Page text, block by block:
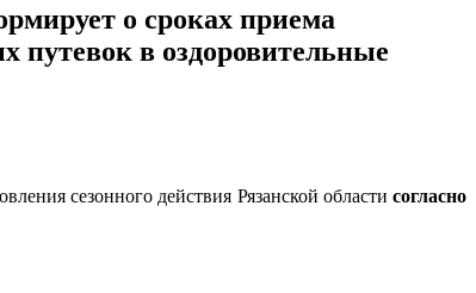
о сроках приема
путевок в оздоровительные
сезонного действия Рязанской области согласно